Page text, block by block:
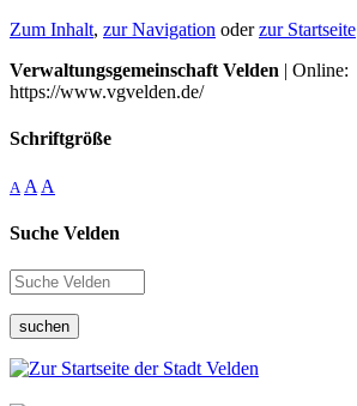
Zum Inhalt, zur Navigation oderzur Startseite
Verwaltungsgemeinschaft Velden | Online:
https://www.vgvelden.de/
Schriftgröße
A A A
Suche Velden
suchen